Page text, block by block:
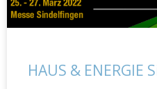
HAUS & ENERGIE